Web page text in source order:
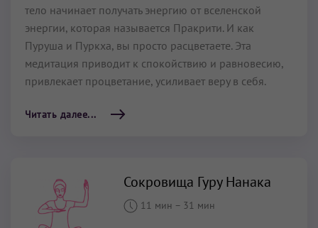
тело начинает получать энергию от вселенской
энергии, которая называется Пракрити. И как
Пуруша и Пуркха, вы просто расцветаете. Эта
медитация приводит к спокойствию и равновесию,
привлекает процветание, усиливает веру в себя.
Читать далее...
Сокровища Гуру Нанака
11 мин – 31 мин